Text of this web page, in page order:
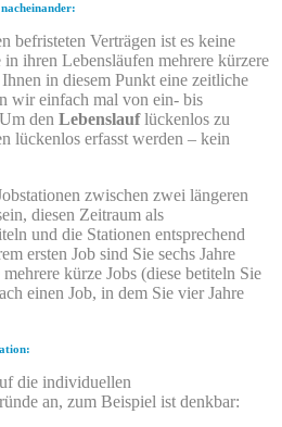
befristeten Verträgen ist es keine
in ihren Lebensläufen mehrere kürzere
in diesem Punkt eine zeitliche
wir einfach mal von ein- bis
den Lebenslauflückenlos zu
lückenlos erfasst werden – kein
zwischen zwei längeren
diesen Zeitraum als
und die Stationen entsprechend
ersten Job sind Sie sechs Jahre
kürze Jobs (diese betiteln Sie
einen Job, in dem Sie vier Jahre
die individuellen
an, zum Beispiel ist denkbar: